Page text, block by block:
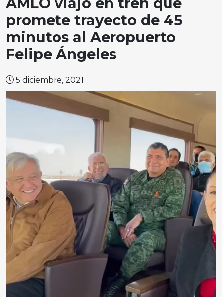
promete trayecto de 45
minutos al Aeropuerto
Felipe Ángeles
5 diciembre, 2021